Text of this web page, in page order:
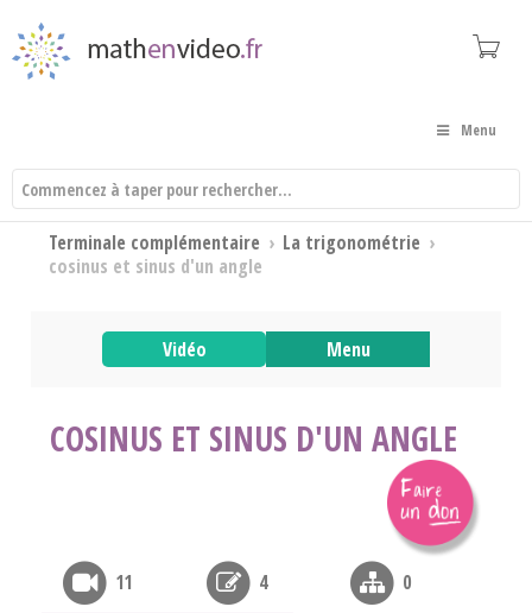
Menu
Terminale complémentaire › La trigonométrie ›
cosinus et sinus d'un angle
Vidéo Menu
COSINUS ET SINUS D'UN ANGLE
11 4 0